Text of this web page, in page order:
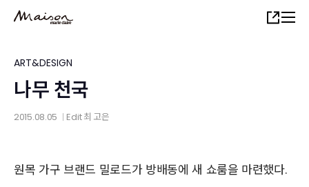
content
Share
ART&DESIGN
나무 천국
2015.08.05 Edit최 고은
원목 가구 브랜드 밀로드가 방배동에 새 쇼룸을 마련했다.